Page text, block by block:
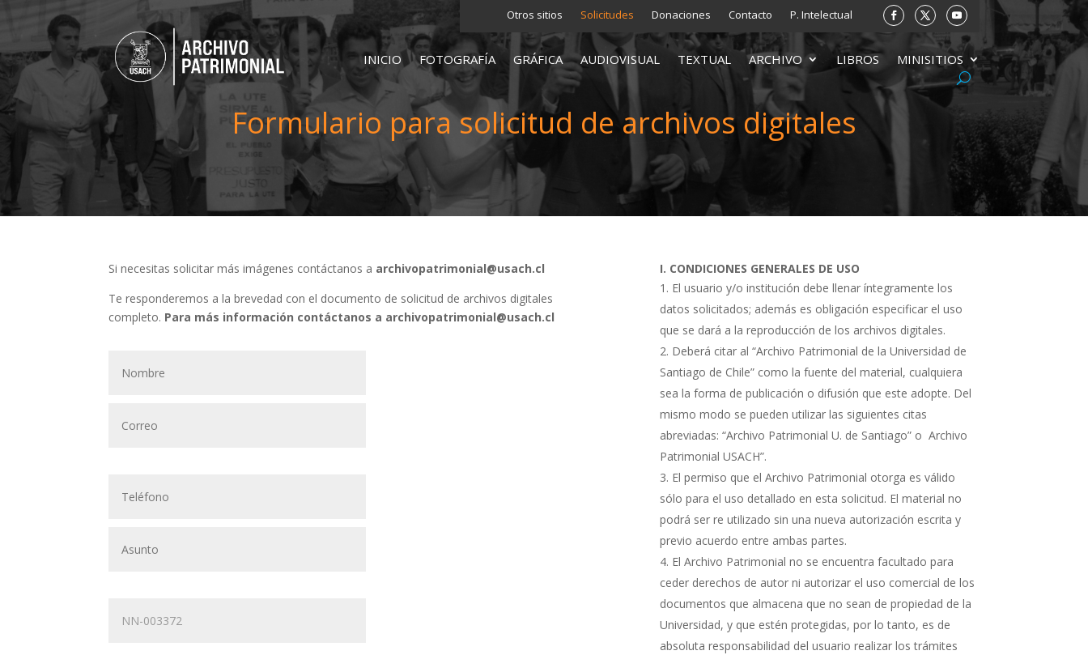
Otros sitios Solicitudes Donaciones Contacto P. Intelectual
INICIO FOTOGRAFÍA GRÁFICA AUDIOVISUAL TEXTUAL ARCHIVO LIBROS MINISITIOS
Formulario para solicitud de archivos digitales
Si necesitas solicitar más imágenes contáctanos a archivopatrimonial@usach.cl
Te responderemos a la brevedad con el documento de solicitud de archivos digitales
completo. Para más información contáctanos a archivopatrimonial@usach.cl
I. CONDICIONES GENERALES DE USO
El usuario y/o institución debe llenar íntegramente los
datos solicitados; además es obligación especificar el uso
que se dará a la reproducción de los archivos digitales.
Deberá citar al “Archivo Patrimonial de la Universidad de
Santiago de Chile” como la fuente del material, cualquiera
sea la forma de publicación o difusión que este adopte. Del
mismo modo se pueden utilizar las siguientes citas
abreviadas: “Archivo Patrimonial U. de Santiago” o Archivo
Patrimonial USACH”.
El permiso que el Archivo Patrimonial otorga es válido
sólo para el uso detallado en esta solicitud. El material no
podrá ser re utilizado sin una nueva autorización escrita y
previo acuerdo entre ambas partes.
El Archivo Patrimonial no se encuentra facultado para
ceder derechos de autor ni autorizar el uso comercial de los
documentos que almacena que no sean de propiedad de la
Universidad, y que estén protegidas, por lo tanto, es de
absoluta responsabilidad del usuario realizar los trámites